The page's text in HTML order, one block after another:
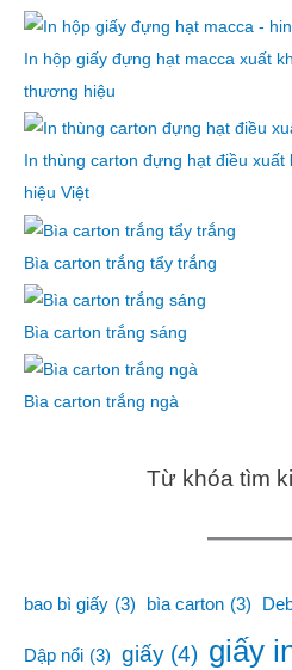
In hộp giấy đựng hạt macca xuất
thương hiệu
In thùng carton đựng hạt điều
hiệu Việt
Bìa carton trắng tẩy trắng
Bìa carton trắng sáng
Bìa carton trắng ngà
Từ khóa tìm
bao bì giấy (3) bìa carton (3)
Dập nổi (3) giấy (4) giấy